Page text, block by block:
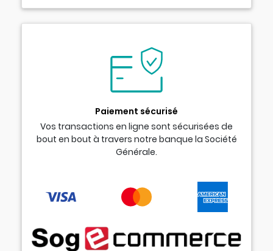
Paiement sécurisé
Vos transactions en ligne sont sécurisées de
bout en bout à travers notre banque la Société
Générale.